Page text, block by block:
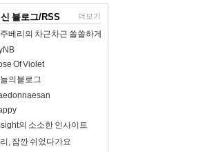
블로그/RSS 더보기
베리의 차근차근 쏠쏠하게
Of Violet
의블로그
의 소소한 인사이트
, 잠깐 쉬었다가요